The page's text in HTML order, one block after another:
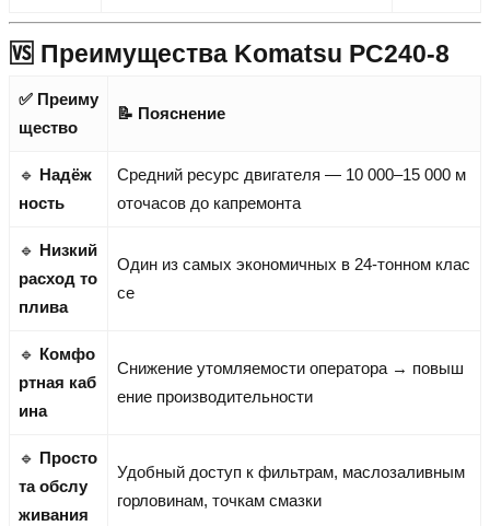
🆚 Преимущества Komatsu PC240-8
✅ Преиму
щество
📝 Пояснение
🔹 Надёж
ность
Средний ресурс двигателя — 10 000–15 000 м
оточасов до капремонта
🔹 Низкий
расход то
плива
Один из самых экономичных в 24-тонном клас
се
🔹 Комфо
ртная каб
ина
Снижение утомляемости оператора → повыш
ение производительности
🔹 Просто
та обслу
живания
Удобный доступ к фильтрам, маслозаливным
горловинам, точкам смазки